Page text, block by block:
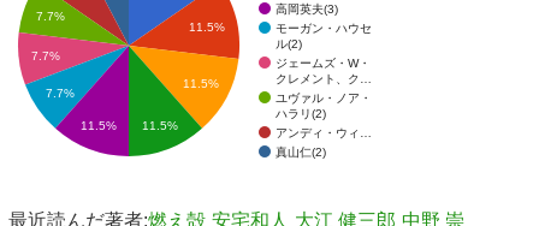
高岡英夫(3)
モーガン・ハウセ
ル(2)
ジェームズ・W・
クレメント、ク…
ユヴァル・ノア・
ハラリ(2)
アンディ・ウィ…
真山仁(2)
11.5%
11.5%
7.7%
7.7%
7.7%
11.5% 11.5%
最近読んだ著者:燃え殻 安宅和人 大江 健三郎 中野 崇